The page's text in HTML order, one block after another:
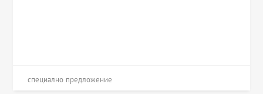
специално предложение